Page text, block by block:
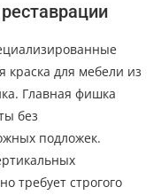
краска для мебели из
Главная фишка
без
подложек.
требует строгого